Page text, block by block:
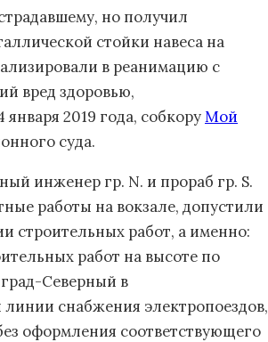
но получил
стойки навеса на
в реанимацию с
вред здоровью,
2019 года, собкоруМой
суда.
инженер гр. N. и прораб гр. S.
работы на вокзале, допустили
строительных работ, а именно:
работ на высоте по
Северный в
снабжения электропоездов,
оформления соответствующего